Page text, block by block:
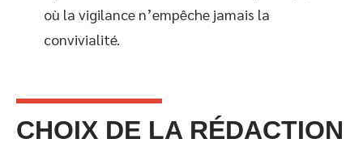
où la vigilance n’empêche jamais la
convivialité.
CHOIX DE LA RÉDACTION